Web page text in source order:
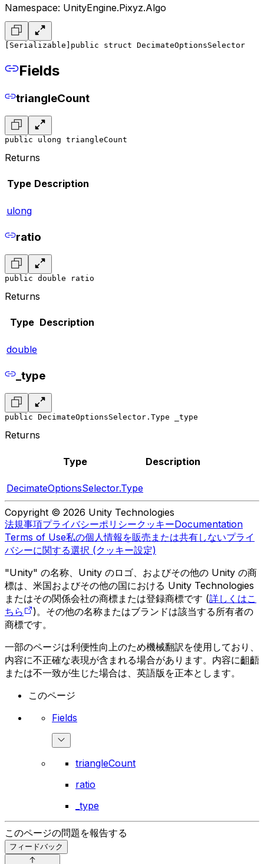
Namespace: UnityEngine.Pixyz.Algo
[Serializable] public struct DecimateOptionsSelector
Fields
triangleCount
public ulong triangleCount
Returns
Type Description
ulong
ratio
public double ratio
Returns
Type Description
double
_type
public DecimateOptionsSelector.Type _type
Returns
Type Description
DecimateOptionsSelector.Type
Copyright © 2026 Unity Technologies
法規事項プライバシーポリシークッキーDocumentation
Terms of Use私の個人情報を販売または共有しないプライ
バシーに関する選択 (クッキー設定)
"Unity" の名称、Unity のロゴ、およびその他の Unity の商
標は、米国およびその他の国における Unity Technologies
またはその関係会社の商標または登録商標です (詳しくはこ
ちら
)。その他の名称またはブランドは該当する所有者の
商標です。
一部のページは利便性向上のため機械翻訳を使用しており、
内容に不正確な表現が含まれる場合があります。内容に齟齬
または不一致が生じた場合は、英語版を正本とします。
このページ
Fields
triangleCount
ratio
_type
このページの問題を報告する
フィードバック